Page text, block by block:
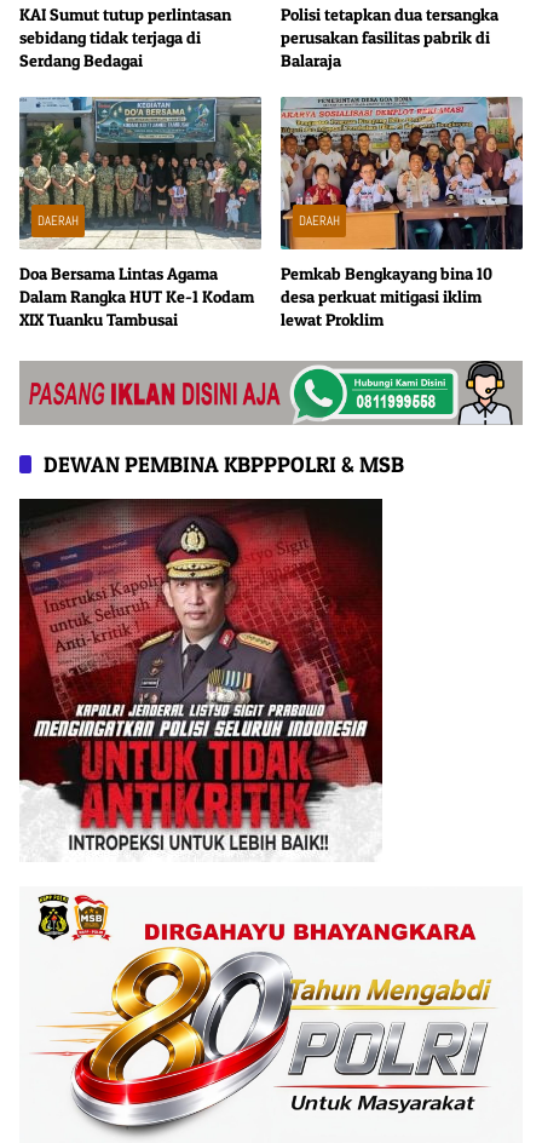
KAI Sumut tutup perlintasan
sebidang tidak terjaga di
Serdang Bedagai
Polisi tetapkan dua tersangka
perusakan fasilitas pabrik di
Balaraja
DAERAH
Doa Bersama Lintas Agama
Dalam Rangka HUT Ke-1 Kodam
XIX Tuanku Tambusai
DAERAH
Pemkab Bengkayang bina 10
desa perkuat mitigasi iklim
lewat Proklim
DEWAN PEMBINA KBPPPOLRI & MSB